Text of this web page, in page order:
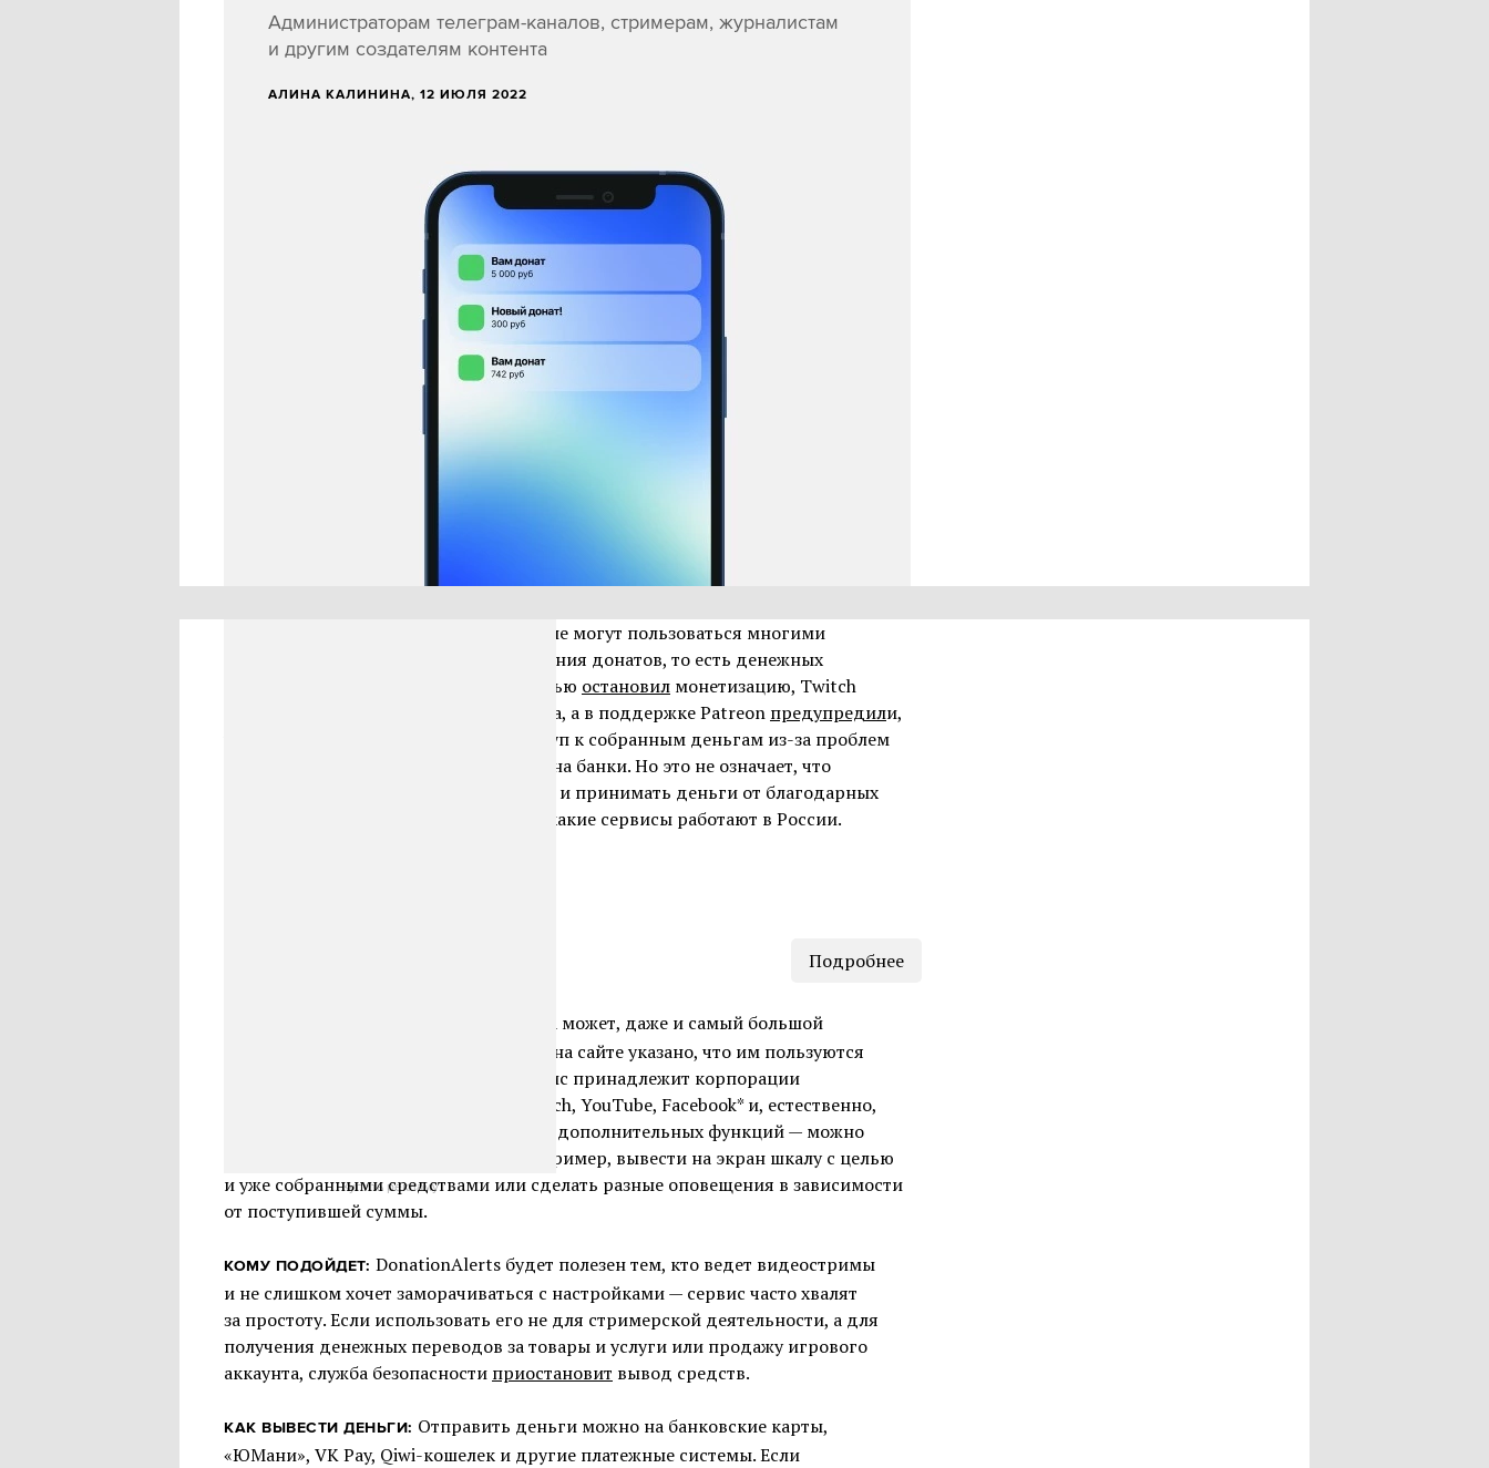
Администраторам телеграм-каналов, стримерам, журналистам
и другим создателям контента
AЛИНА КАЛИНИНА, 12 ИЮЛЯ 2022
Купить рекламу
Создатели контента из России сейчас не могут пользоваться многими
платформами и сервисами для получения донатов, то есть денежных
пожертвований. Так, YouTube полностью остановил монетизацию, Twitch
выплаты с начала марта, а в поддержке Patreon предупредили,
что авторы рискуют не получить доступ к собранным деньгам из-за проблем
с их выводом и санкций, наложенных на банки. Но это не означает, что
возможность монетизировать контент и принимать деньги от благодарных
подписчиков закрыта. Рассказываем, какие сервисы работают в России.
Подробнее
Точно один из крупнейших, а может, даже и самый большой
российский сервис по сбору донатов: на сайте указано, что им пользуются
больше 5 миллионов стримеров. Сервис принадлежит корпорации
VK и работает с трансляциями на Twitch, YouTube, Facebook* и, естественно,
в «Одноклассниках» и «ВКонтакте». Из дополнительных функций — можно
настроить внешний вид под себя, например, вывести на экран шкалу с целью
и уже собранными средствами или сделать разные оповещения в зависимости
от поступившей суммы.
КОМУ ПОДОЙДЕТ: DonationAlerts будет полезен тем, кто ведет видеостримы
и не слишком хочет заморачиваться с настройками — сервис часто хвалят
за простоту. Если использовать его не для стримерской деятельности, а для
получения денежных переводов за товары и услуги или продажу игрового
аккаунта, служба безопасности приостановит вывод средств.
КАК ВЫВЕСТИ ДЕНЬГИ: Отправить деньги можно на банковские карты,
«ЮМани», VK Pay, Qiwi-кошелек и другие платежные системы. Если